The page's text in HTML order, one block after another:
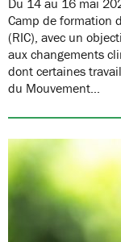
Camp de formation
(RIC), avec un
aux changements
dont certaines
du Mouvement…